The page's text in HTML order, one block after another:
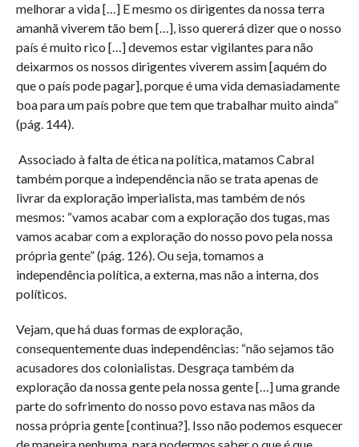
melhorar a vida […] E mesmo os dirigentes da nossa terra
amanhã viverem tão bem […], isso quererá dizer que o nosso
país é muito rico […] devemos estar vigilantes para não
deixarmos os nossos dirigentes viverem assim [aquém do
que o país pode pagar], porque é uma vida demasiadamente
boa para um país pobre que tem que trabalhar muito ainda”
(pág. 144).
Associado à falta de ética na política, matamos Cabral
também porque a independência não se trata apenas de
livrar da exploração imperialista, mas também de nós
mesmos: “vamos acabar com a exploração dos tugas, mas
vamos acabar com a exploração do nosso povo pela nossa
própria gente” (pág. 126). Ou seja, tomamos a
independência política, a externa, mas não a interna, dos
políticos.
Vejam, que há duas formas de exploração,
consequentemente duas independências: “não sejamos tão
acusadores dos colonialistas. Desgraça também da
exploração da nossa gente pela nossa gente […] uma grande
parte do sofrimento do nosso povo estava nas mãos da
nossa própria gente [continua?]. Isso não podemos esquecer